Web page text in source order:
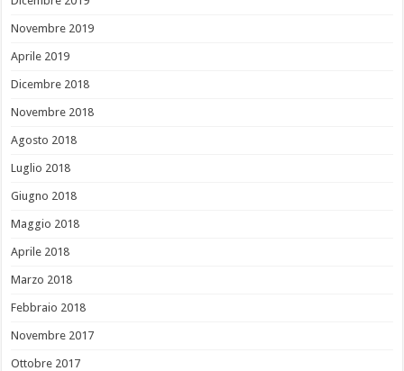
Novembre 2019
Aprile 2019
Dicembre 2018
Novembre 2018
Agosto 2018
Luglio 2018
Giugno 2018
Maggio 2018
Aprile 2018
Marzo 2018
Febbraio 2018
Novembre 2017
Ottobre 2017